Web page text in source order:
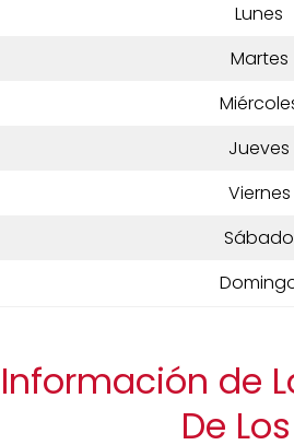
Lunes
Martes
Jueves
Viernes
Sábado
Información de
De